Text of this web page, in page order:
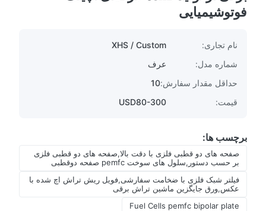
فوتوشیمیایی
نام تجاری:
XHS / Custom
شماره مدل:
حداقل مقدار سفارش:10
قیمت:
USD80-300
برچسب ها:
صفحه های دو قطبی فلزی با دقت بالا,صفحه های دو قطبی فلزی
بر حسب دستور,سلول های سوخت pemfc صفحه دوقطبی
فیلتر شبک فلزی با ضخامت سفارشی,فویل ریش تراش اچ شده با
عکس,ورق جایگزین ماشین تراش برقی
Fuel Cells pemfc bipolar plate